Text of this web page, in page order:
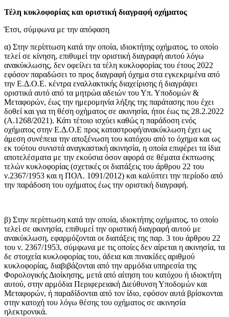
Τέλη κυκλοφορίας και οριστική διαγραφή οχήματος
Έτσι, σύμφωνα με την απόφαση
α) Στην περίπτωση κατά την οποία, ιδιοκτήτης οχήματος, το οποίο
τελεί σε κίνηση, επιθυμεί την οριστική διαγραφή αυτού λόγω
ανακύκλωσης, δεν οφείλει τα τέλη κυκλοφορίας του έτους 2022
εφόσον παραδώσει το προς διαγραφή όχημα στα εγκεκριμένα από
την Ε.Δ.Ο.Ε. κέντρα εναλλακτικής διαχείρισης ή διαγράψει
οριστικά αυτό από τα μητρώα αδειών του Υπ. Υποδομών &
Μεταφορών, έως την ημερομηνία λήξης της παράτασης που έχει
δοθεί και για τη θέση οχήματος σε ακινησία, ήτοι έως τις 28.2.2022
(Α.1268/2021). Κάτι τέτοιο ισχύει καθώς η παράδοση ενός
οχήματος στην Ε.Δ.Ο.Ε προς καταστροφή/ανακύκλωση έχει ως
άμεση συνέπεια την αποξένωση του κατόχου από το όχημα και ως
εκ τούτου συνιστά αναγκαστική ακινησία, η οποία επιφέρει τα ίδια
αποτελέσματα με την εκούσια όσον αφορά σε θέματα έκπτωσης
τελών κυκλοφορίας (σχετικές οι διατάξεις του άρθρου 22 του
ν.2367/1953 και η ΠΟΛ. 1091/2012) και καλύπτει την περίοδο από
την παράδοση του οχήματος έως την οριστική διαγραφή.
β) Στην περίπτωση κατά την οποία, ιδιοκτήτης οχήματος, το οποίο
τελεί σε ακινησία, επιθυμεί την οριστική διαγραφή αυτού με
ανακύκλωση, εφαρμόζονται οι διατάξεις της παρ. 3 του άρθρου 22
του ν. 2367/1953, σύμφωνα με τις οποίες δεν αίρεται η ακινησία, τα
δε στοιχεία κυκλοφορίας του, άδεια και πινακίδες αριθμού
κυκλοφορίας, διαβιβάζονται από την αρμόδια υπηρεσία της
Φορολογικής Διοίκησης, μετά από αίτηση του κατόχου ή ιδιοκτήτη
αυτού, στην αρμόδια Περιφερειακή Διεύθυνση Υποδομών και
Μεταφορών, ή παραδίδονται από τον ίδιο, εφόσον αυτά βρίσκονται
στην κατοχή του λόγω θέσης του οχήματος σε ακινησία
ηλεκτρονικά.